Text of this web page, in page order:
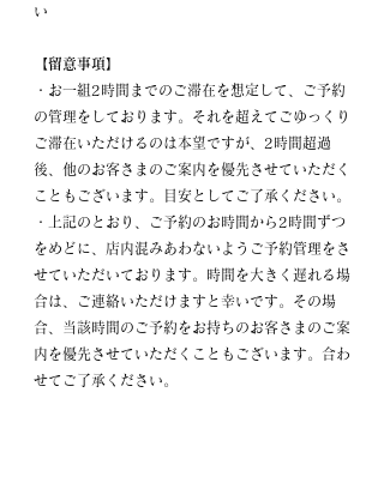
い
【留意事項】
・お一組2時間までのご滞在を想定して、ご予約
の管理をしております。それを超えてごゆっくり
ご滞在いただけるのは本望ですが、2時間超過
後、他のお客さまのご案内を優先させていただく
こともございます。目安としてご了承ください。
・上記のとおり、ご予約のお時間から2時間ずつ
をめどに、店内混みあわないようご予約管理をさ
せていただいております。時間を大きく遅れる場
合は、ご連絡いただけますと幸いです。その場
合、当該時間のご予約をお持ちのお客さまのご案
内を優先させていただくこともございます。合わ
せてご了承ください。